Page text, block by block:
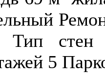
стен
5